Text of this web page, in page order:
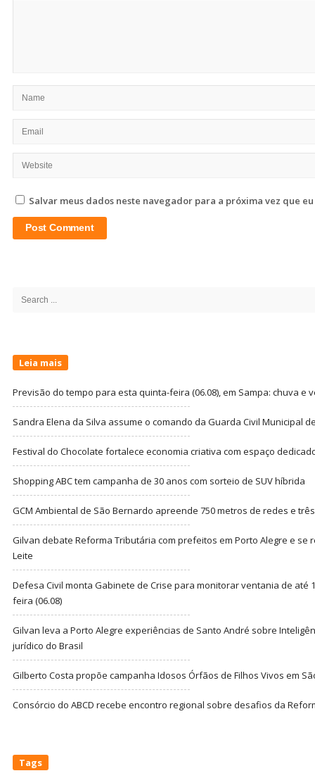
Salvar meus dados neste navegador para a próxima vez que
Search
Leia mais
Previsão do tempo para esta quinta-feira (06.08), em Sampa: chuva e
Sandra Elena da Silva assume o comando da Guarda Civil Municipal
Festival do Chocolate fortalece economia criativa com espaço
Shopping ABC tem campanha de 30 anos com sorteio de SUV híbrida
GCM Ambiental de São Bernardo apreende 750 metros de redes e
Gilvan debate Reforma Tributária com prefeitos em Porto Alegre e se
Leite
Defesa Civil monta Gabinete de Crise para monitorar ventania de até
feira (06.08)
Gilvan leva a Porto Alegre experiências de Santo André sobre
jurídico do Brasil
Gilberto Costa propõe campanha Idosos Órfãos de Filhos Vivos em
Consórcio do ABCD recebe encontro regional sobre desafios da
Tags